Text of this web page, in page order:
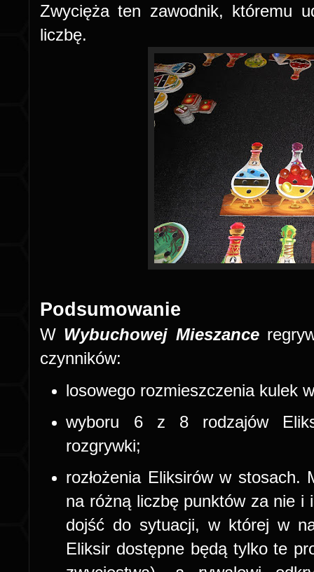
Zwycięża ten zawodnik, któremu
liczbę.
Podsumowanie
W Wybuchowej Mieszance
czynników:
losowego rozmieszczenia kulek
wyboru 6 z 8 rodzajów
rozgrywki;
rozłożenia Eliksirów w stosach.
na różną liczbę punktów za nie i
dojść do sytuacji, w której w
Eliksir dostępne będą tylko te